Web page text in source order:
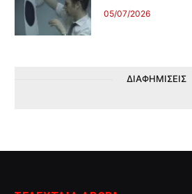
05/07/2026
ΔΙΑΦΗΜΙΣΕΙΣ